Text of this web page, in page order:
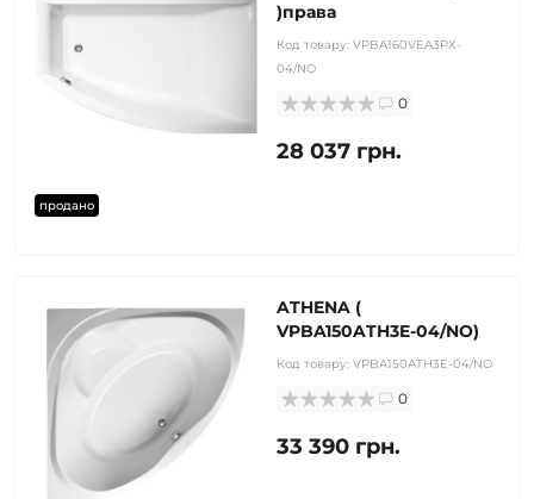
продано
)права
Код товару: VPBA160VEA3PX-
04/NO
0
28 037 грн.
ATHENA (
VPBA150ATH3E-04/NO)
Код товару: VPBA150ATH3E-04/NO
0
33 390 грн.